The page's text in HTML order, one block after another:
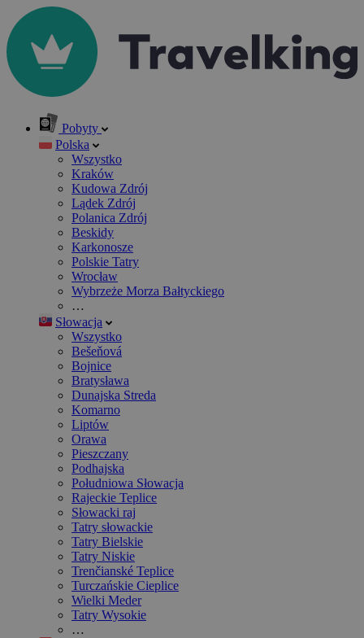
Pobyty
Polska
Wszystko
Kraków
Kudowa Zdrój
Lądek Zdrój
Polanica Zdrój
Beskidy
Karkonosze
Polskie Tatry
Wrocław
Wybrzeże Morza Bałtyckiego
…
Słowacja
Wszystko
Bešeňová
Bojnice
Bratysława
Dunajska Streda
Komarno
Liptów
Orawa
Pieszczany
Podhajska
Południowa Słowacja
Rajeckie Teplice
Słowacki raj
Tatry słowackie
Tatry Bielskie
Tatry Niskie
Trenčianské Teplice
Turczańskie Cieplice
Wielki Meder
Tatry Wysokie
…